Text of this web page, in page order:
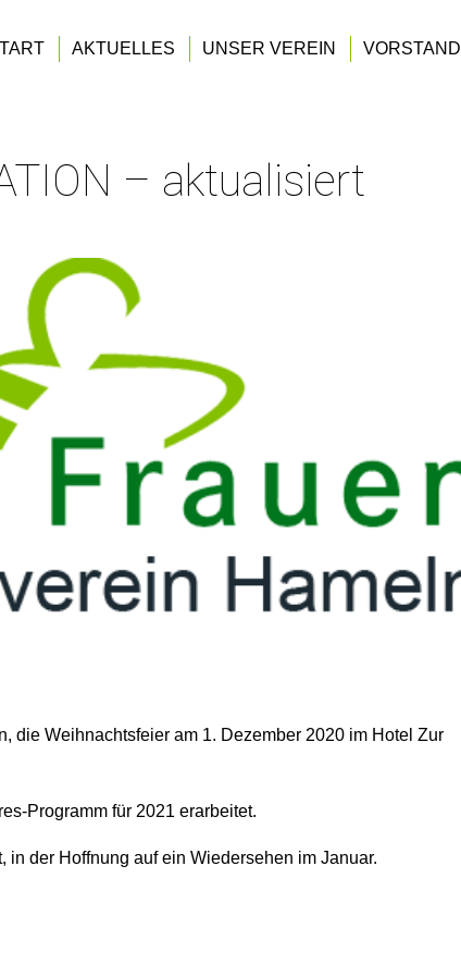
AKTUELLES UNSER VEREIN VORSTAND
– aktualisiert
die Weihnachtsfeier am 1. Dezember 2020 im Hotel Zur
Programm für 2021 erarbeitet.
der Hoffnung auf ein Wiedersehen im Januar.